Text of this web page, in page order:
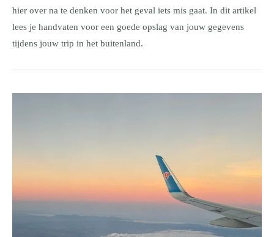
hier over na te denken voor het geval iets mis gaat. In dit artikel
lees je handvaten voor een goede opslag van jouw gegevens
tijdens jouw trip in het buitenland.